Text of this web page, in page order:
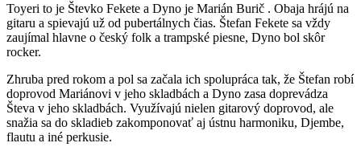
Toyeri to je Števko Fekete a Dyno je Marián Burič . Obaja hrájú na
gitaru a spievajú už od pubertálnych čias. Štefan Fekete sa vždy
zaujímal hlavne o český folk a trampské piesne, Dyno bol skôr
rocker.
Zhruba pred rokom a pol sa začala ich spolupráca tak, že Štefan robí
doprovod Mariánovi v jeho skladbách a Dyno zasa doprevádza
Števa v jeho skladbách. Využívajú nielen gitarový doprovod, ale
snažia sa do skladieb zakomponovať aj ústnu harmoniku, Djembe,
flautu a iné perkusie.